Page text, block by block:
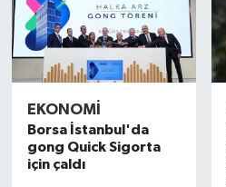
EKONOMI
Borsa İstanbul'da
gong Quick Sigorta
için çaldı